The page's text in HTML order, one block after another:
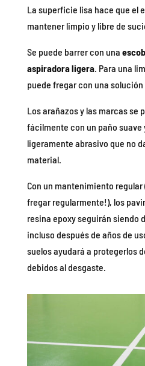
La superficie lisa hace que el
mantener limpio y libre de
Se puede barrer con una
aspiradora ligera. Para una
puede fregar con una
Los arañazos y las marcas se
fácilmente con un paño suave
ligeramente abrasivo que no
material.
Con un mantenimiento regular
fregar regularmente!), los
resina epoxy seguirán siendo
incluso después de años de
suelos ayudará a protegerlos
debidos al desgaste.